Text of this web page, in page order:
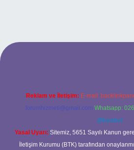
giriş
Reklam ve İletişim: E-mail:
forumhizmeti@gmail.com Whatsapp:
@karabul
Yasal Uyarı: Sitemiz, 5651 Sayılı Kanun
İletişim Kurumu (BTK) tarafından